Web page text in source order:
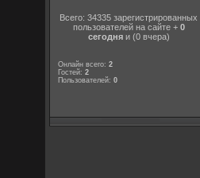
Всего: 34335 зарегистрированных
пользователей на сайте + 0
сегодняи (0 вчера)
Онлайн всего:2
Гостей:2
Пользователей:0